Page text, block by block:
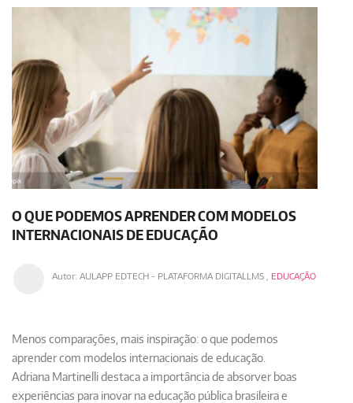
O QUE PODEMOS APRENDER COM MODELOS
INTERNACIONAIS DE EDUCAÇÃO
Autor: AULAPP EDTECH - PLATAFORMA DIGITALLMS EDUCAÇÃO
Menos comparações, mais inspiração: o que podemos
aprender com modelos internacionais de educação.
Adriana Martinelli destaca a importância de absorver boas
experiências para inovar na educação pública brasileira e